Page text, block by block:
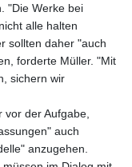
"Die Werke bei
alle halten
sollten daher "auch
forderte Müller. "Mit
sichern wir
der Aufgabe,
auch
anzugehen.